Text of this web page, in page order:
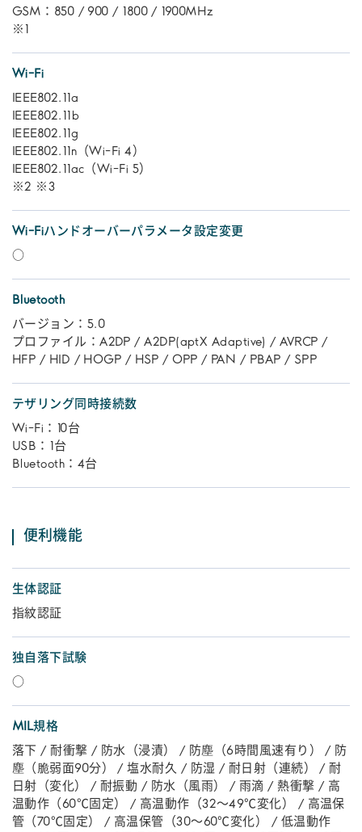
GSM：850 / 900 / 1800 / 1900MHz
※1
Wi-Fi
IEEE802.11a
IEEE802.11b
IEEE802.11g
IEEE802.11n（Wi-Fi 4）
IEEE802.11ac（Wi-Fi 5）
※2 ※3
Wi-Fiハンドオーバーパラメータ設定変更
○
Bluetooth
バージョン：5.0
プロファイル：A2DP / A2DP(aptX Adaptive) / AVRCP /
HFP / HID / HOGP / HSP / OPP / PAN / PBAP / SPP
テザリング同時接続数
Wi-Fi：10台
USB：1台
Bluetooth：4台
便利機能
生体認証
指紋認証
独自落下試験
○
MIL規格
落下 / 耐衝撃 / 防水（浸漬） / 防塵（6時間風速有り） / 防
塵（脆弱面90分） / 塩水耐久 / 防湿 / 耐日射（連続） / 耐
日射（変化） / 耐振動 / 防水（風雨） / 雨滴 / 熱衝撃 / 高
温動作（60℃固定） / 高温動作（32～49℃変化） / 高温保
管（70℃固定） / 高温保管（30～60℃変化） / 低温動作